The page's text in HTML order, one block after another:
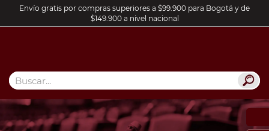
Envío gratis por compras superiores a $99.900 para Bogotá y de
$149.900 a nivel nacional